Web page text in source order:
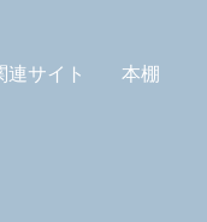
連サイト 本棚